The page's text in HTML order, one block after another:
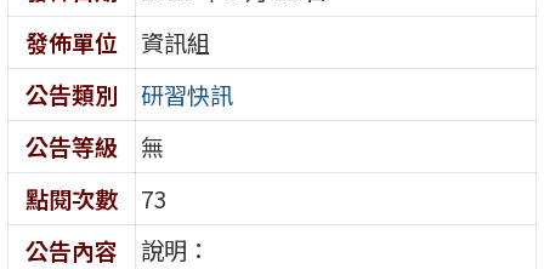
發佈單位
資訊組
公告類別
研習快訊
公告等級
無
點閱次數
73
公告內容
說明：